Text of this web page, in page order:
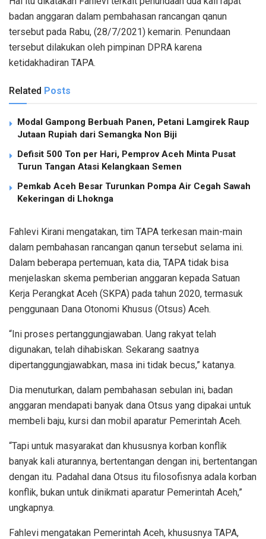
badan anggaran dalam pembahasan rancangan qanun
tersebut pada Rabu, (28/7/2021) kemarin. Penundaan
tersebut dilakukan oleh pimpinan DPRA karena
ketidakhadiran TAPA.
Related Posts
Modal Gampong Berbuah Panen, Petani Lamgirek Raup
Jutaan Rupiah dari Semangka Non Biji
Defisit 500 Ton per Hari, Pemprov Aceh Minta Pusat
Turun Tangan Atasi Kelangkaan Semen
Pemkab Aceh Besar Turunkan Pompa Air Cegah Sawah
Kekeringan di Lhoknga
Fahlevi Kirani mengatakan, tim TAPA terkesan main-main
dalam pembahasan rancangan qanun tersebut selama ini.
Dalam beberapa pertemuan, kata dia, TAPA tidak bisa
menjelaskan skema pemberian anggaran kepada Satuan
Kerja Perangkat Aceh (SKPA) pada tahun 2020, termasuk
penggunaan Dana Otonomi Khusus (Otsus) Aceh.
“Ini proses pertanggungjawaban. Uang rakyat telah
digunakan, telah dihabiskan. Sekarang saatnya
dipertanggungjawabkan, masa ini tidak becus,” katanya.
Dia menuturkan, dalam pembahasan sebulan ini, badan
anggaran mendapati banyak dana Otsus yang dipakai untuk
membeli baju, kursi dan mobil aparatur Pemerintah Aceh.
“Tapi untuk masyarakat dan khususnya korban konflik
banyak kali aturannya, bertentangan dengan ini, bertentangan
dengan itu. Padahal dana Otsus itu filosofisnya adala korban
konflik, bukan untuk dinikmati aparatur Pemerintah Aceh,”
ungkapnya.
Fahlevi mengatakan Pemerintah Aceh, khususnya TAPA,